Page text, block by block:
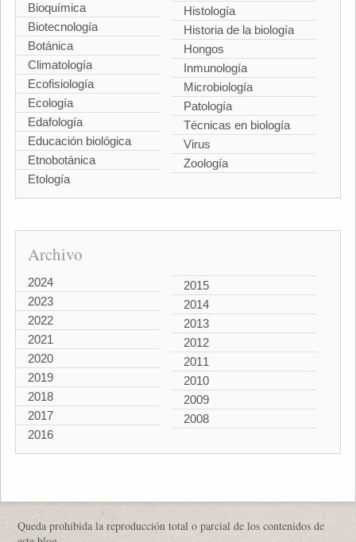
Bioquímica
Biotecnología
Botánica
Climatología
Ecofisiología
Ecología
Edafología
Educación biológica
Etnobotánica
Etología
Histología
Historia de la biología
Hongos
Inmunología
Microbiología
Patología
Técnicas en biología
Virus
Zoología
Archivo
2024
2023
2022
2021
2020
2019
2018
2017
2016
2015
2014
2013
2012
2011
2010
2009
2008
Queda prohibida la reproducción total o parcial de los contenidos de